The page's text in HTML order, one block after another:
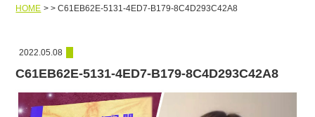
HOME C61EB62E-5131-4ED7-B179-8C4D293C42A8
2022.05.08
C61EB62E-5131-4ED7-B179-8C4D293C42A8